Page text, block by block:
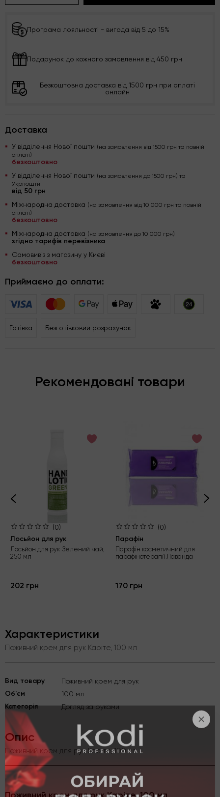
Програма лояльності - вигода від 5 до 15%
Подарунок до кожного замовлення від 450 грн
Безкоштовна доставка від 1500 грн при оплаті
онлайн
Доставка
У відділення Нової пошти (на замовлення від 1500 грн та повній
оплаті)
безкоштовно
У відділення Нової пошти (на замовлення до 1500 грн) та
Укрпошти
від 50 грн
Міжнародна доставка (на замовлення від 10 000 грн та повній
оплаті)
безкоштовно
Міжнародна доставка (на замовлення до 10 000 грн)
згідно тарифів перевізника
Самовивіз з магазину у Києві
безкоштовно
Приймаємо до оплати:
Готівка Безготівковий розрахунок
Рекомендовані товари
(0)
Лосьйон для рук
Лосьйон для рук Зелений чай,
250 мл
202 грн
(0)
Парафін
Парафін косметичний для
парафінотерапії Лаванда
170 грн
Характеристики
Поживний крем для рук Каріте, 100 мл
Вид товару Поживний крем для рук
Об'єм 100 мл
Категорія Догляд за руками
Опис
Поживний крем для рук Каріте, 100 мл